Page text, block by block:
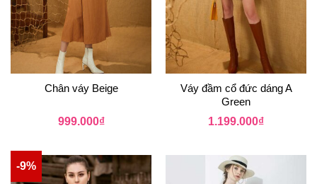
Chân váy Beige
999.000₫
Váy đầm cổ đức dáng A
Green
1.199.000₫
-9%